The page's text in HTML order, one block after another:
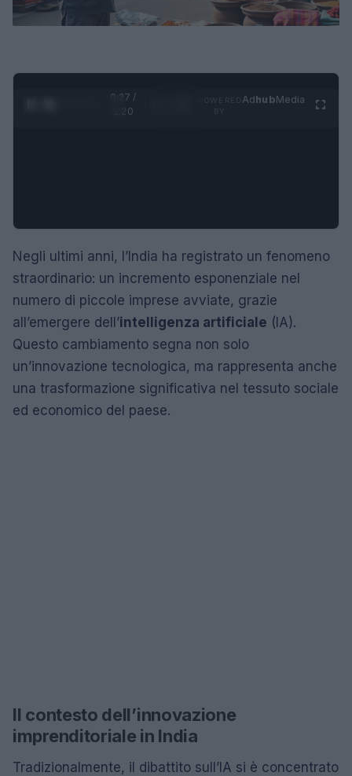
0:28 /
1:20
AdhubMedia
Negli ultimi anni, l’India ha registrato un fenomeno
straordinario: un incremento esponenziale nel
numero di piccole imprese avviate, grazie
all’emergere dell’intelligenza artificiale (IA).
Questo cambiamento segna non solo
un’innovazione tecnologica, ma rappresenta anche
una trasformazione significativa nel tessuto sociale
ed economico del paese.
Il contesto dell’innovazione
imprenditoriale in India
Tradizionalmente, il dibattito sull’IA si è concentrato